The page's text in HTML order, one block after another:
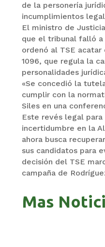
de la personería
incumplimientos
El ministro de
que el tribunal falló
ordenó al TSE
1096, que regula la
personalidades
«Se concedió la
cumplir con la
Siles en una
Este revés legal
incertidumbre en la
ahora busca
sus candidatos para
decisión del TSE
campaña de
Mas